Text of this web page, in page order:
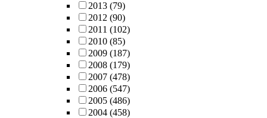
2013 (79)
2012 (90)
2011 (102)
2010 (85)
2009 (187)
2008 (179)
2007 (478)
2006 (547)
2005 (486)
2004 (458)